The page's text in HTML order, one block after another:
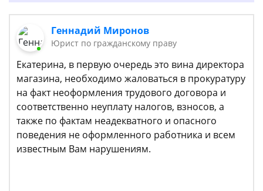
Геннадий Миронов
Юрист по гражданскому праву
Екатерина, в первую очередь это вина директора
магазина, необходимо жаловаться в прокуратуру
на факт неоформления трудового договора и
соответственно неуплату налогов, взносов, а
также по фактам неадекватного и опасного
поведения не оформленного работника и всем
известным Вам нарушениям.